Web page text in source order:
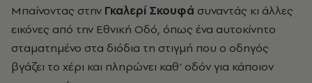
Μπαίνοντας στην Γκαλερί Σκουφά συναντάς κι άλλες
εικόνες από την Εθνική Οδό, όπως ένα αυτοκίνητο
σταματημένο στα διόδια τη στιγμή που ο οδηγός
βγάζει το χέρι και πληρώνει καθ' οδόν για κάποιον